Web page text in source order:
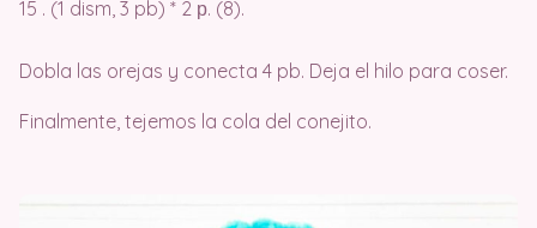
15 . (1 dism, 3 pb) * 2 р. (8).
Dobla las orejas y conecta 4 pb. Deja el hilo para coser.
Finalmente, tejemos la cola del conejito.